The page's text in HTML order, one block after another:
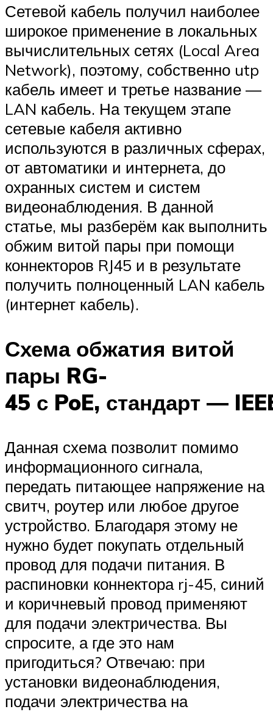
Сетевой кабель получил наиболее
широкое применение в локальных
вычислительных сетях (Local Area
Network), поэтому, собственно utp
кабель имеет и третье название —
LAN кабель. На текущем этапе
сетевые кабеля активно
используются в различных сферах,
от автоматики и интернета, до
охранных систем и систем
видеонаблюдения. В данной
статье, мы разберём как выполнить
обжим витой пары при помощи
коннекторов RJ45 и в результате
получить полноценный LAN кабель
(интернет кабель).
Схема обжатия витой
пары RG-
45 с PoE, стандарт —
Данная схема позволит помимо
информационного сигнала,
передать питающее напряжение на
свитч, роутер или любое другое
устройство. Благодаря этому не
нужно будет покупать отдельный
провод для подачи питания. В
распиновки коннектора rj-45, синий
и коричневый провод применяют
для подачи электричества. Вы
спросите, а где это нам
пригодиться? Отвечаю: при
установки видеонаблюдения,
подачи электричества на